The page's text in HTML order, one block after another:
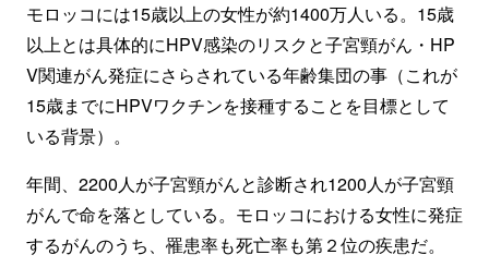
モロッコには15歳以上の女性が約1400万人いる。15歳
以上とは具体的にHPV感染のリスクと子宮頸がん・HP
V関連がん発症にさらされている年齢集団の事（これが
15歳までにHPVワクチンを接種することを目標として
いる背景）。
年間、2200人が子宮頸がんと診断され1200人が子宮頸
がんで命を落としている。モロッコにおける女性に発症
するがんのうち、罹患率も死亡率も第２位の疾患だ。